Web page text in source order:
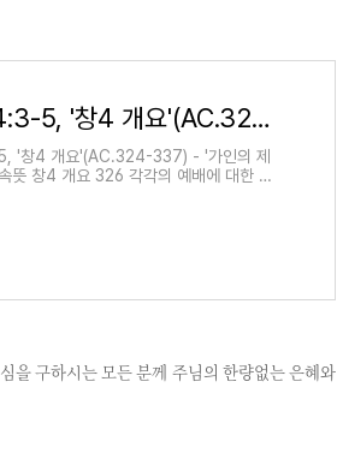
AC.326, 창4:3-5, '창4 개요'(AC.324-337) - '가인의 제사', '아벨의 제사'의 속뜻
'창4 개요'(AC.324-337) - '가인의 제
뜻 창4 개요 326 각각의 예배에 대한 설
을 구하시는 모든 분께 주님의 한량없는 은혜와